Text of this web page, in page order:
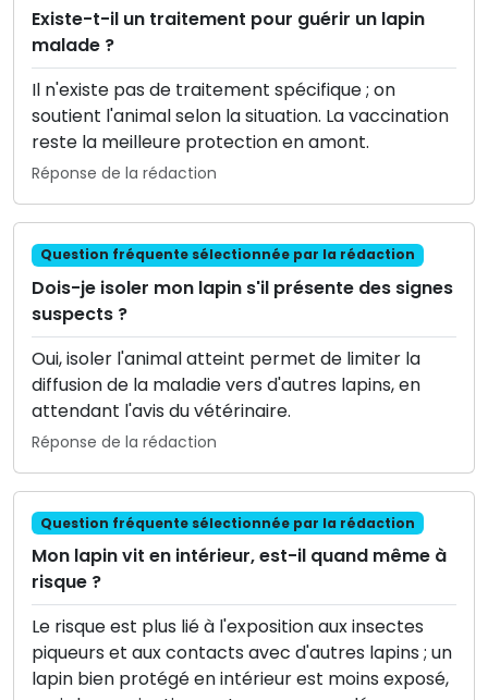
Existe-t-il un traitement pour guérir un lapin
malade ?
Il n'existe pas de traitement spécifique ; on
soutient l'animal selon la situation. La vaccination
reste la meilleure protection en amont.
Réponse de la rédaction
Question fréquente sélectionnée par la rédaction
Dois-je isoler mon lapin s'il présente des signes
suspects ?
Oui, isoler l'animal atteint permet de limiter la
diffusion de la maladie vers d'autres lapins, en
attendant l'avis du vétérinaire.
Réponse de la rédaction
Question fréquente sélectionnée par la rédaction
Mon lapin vit en intérieur, est-il quand même à
risque ?
Le risque est plus lié à l'exposition aux insectes
piqueurs et aux contacts avec d'autres lapins ; un
lapin bien protégé en intérieur est moins exposé,